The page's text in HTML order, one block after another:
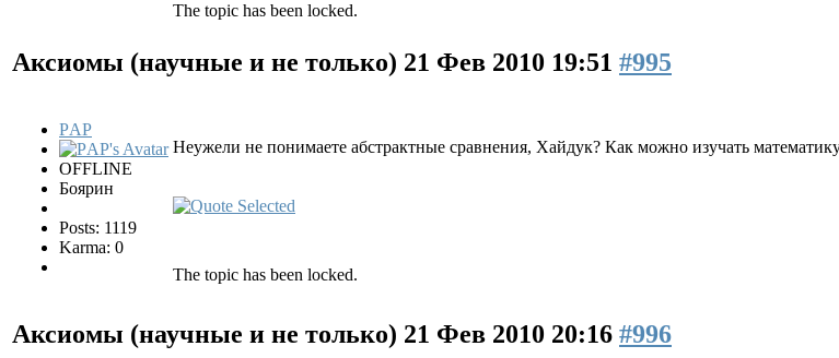
The topic has been locked.
Аксиомы (научные и не только) 21 Фев 2010 19:51 #995
РAР
OFFLINE
Боярин
Posts: 1119
Karma: 0
Неужели не понимаете абстрактные сравнения, Хайдук? Как можно изучать
The topic has been locked.
Аксиомы (научные и не только) 21 Фев 2010 20:16 #996